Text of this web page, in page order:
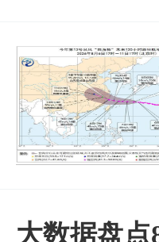
大数据盘